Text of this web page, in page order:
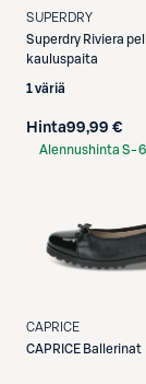
SUPERDRY
Superdry Riviera
kauluspaita
1 väriä
Hinta99,99 €
Alennushinta S-
CAPRICE
CAPRICE Ballerinat